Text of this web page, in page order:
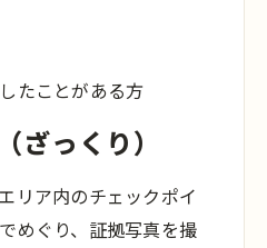
たことがある方
ざっくり）
リア内のチェックポイ
めぐり、証拠写真を撮